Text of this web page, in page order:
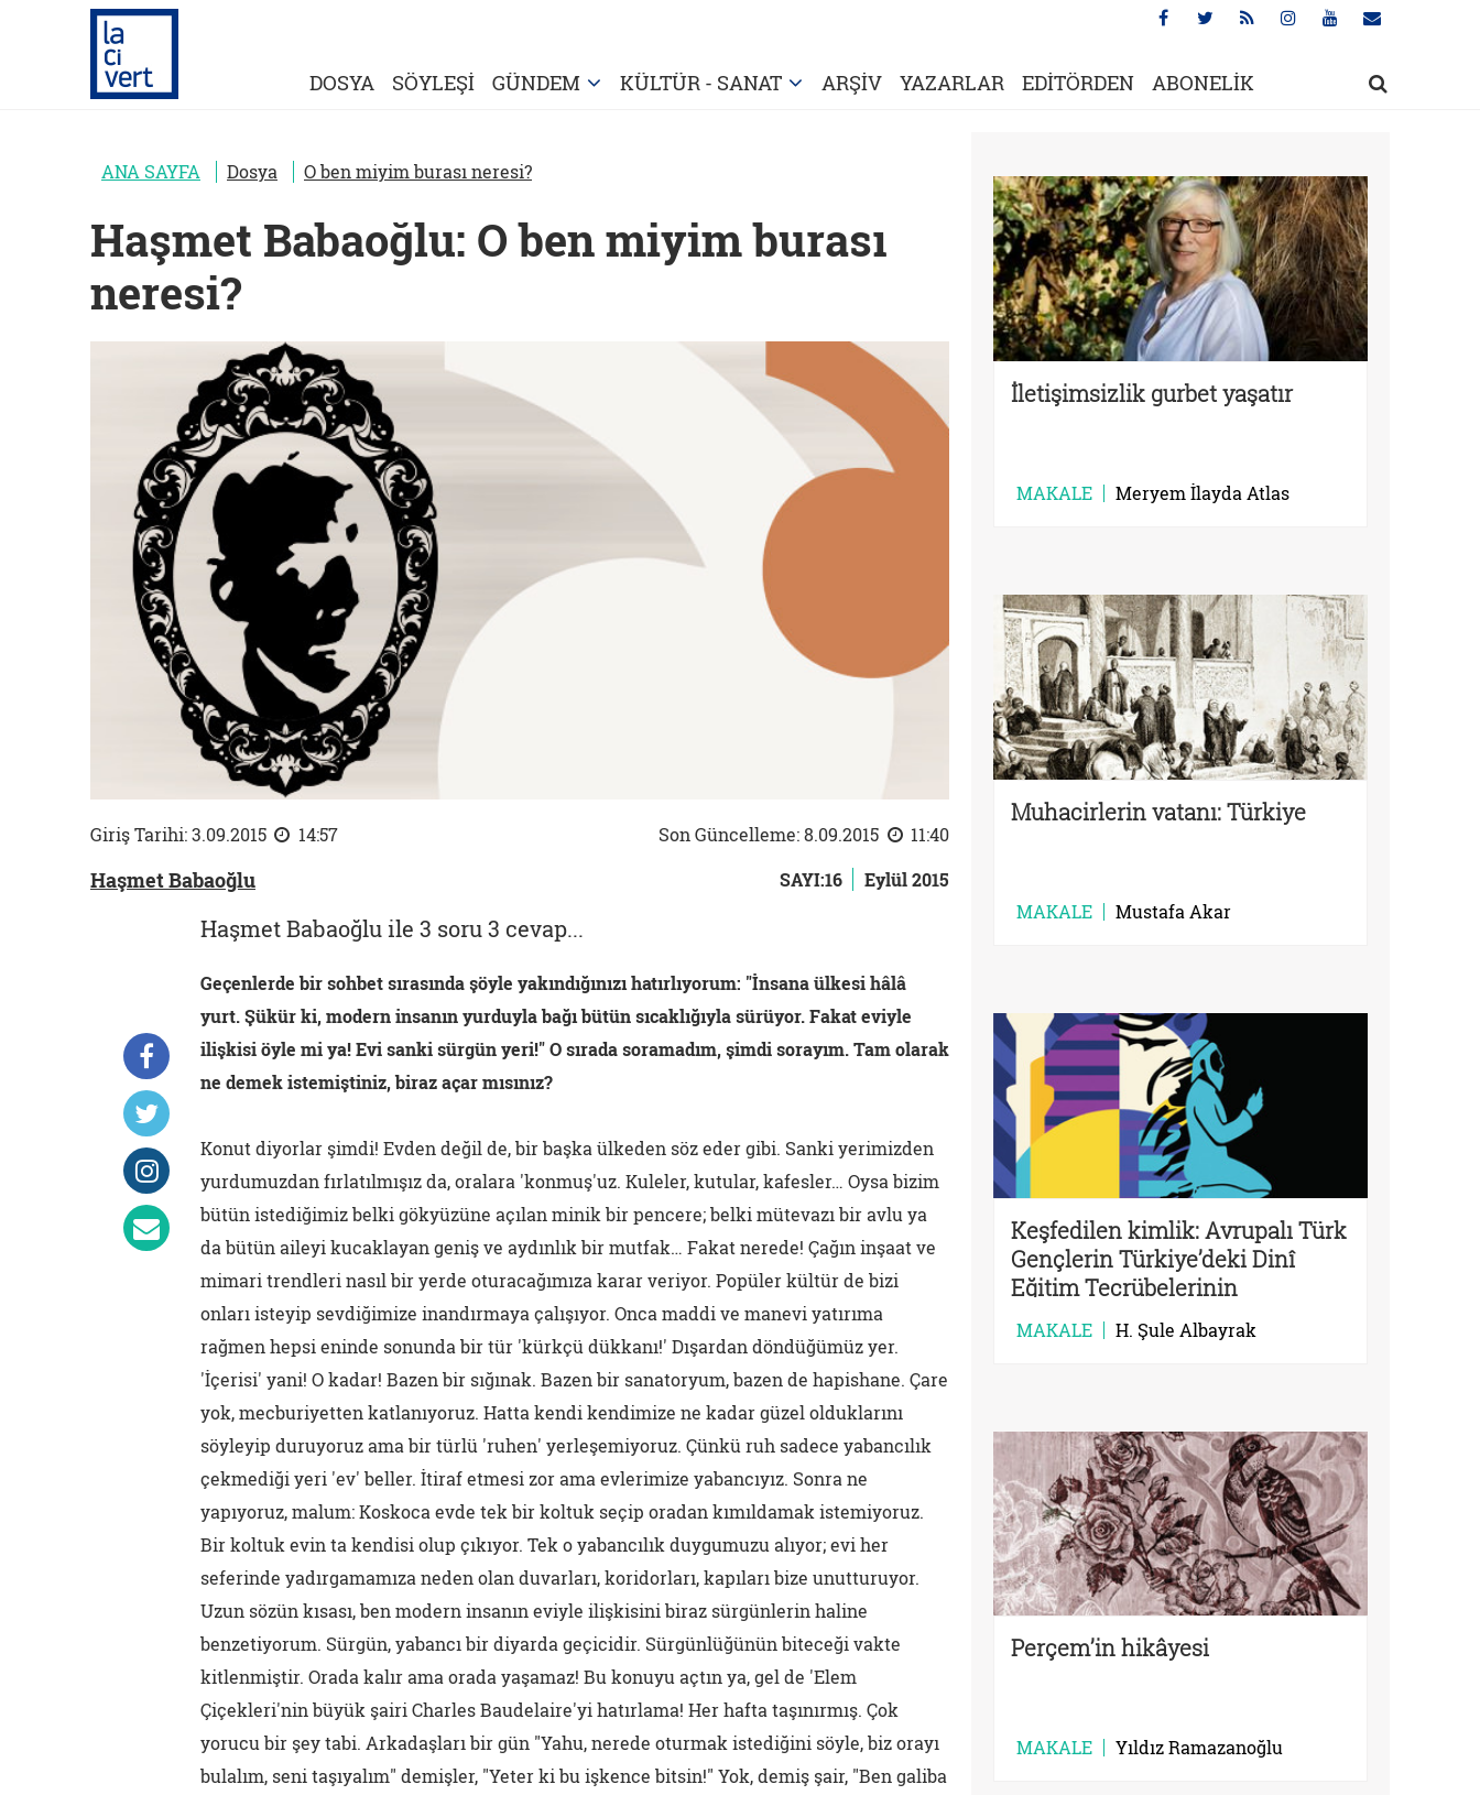
DOSYA SÖYLEŞİ GÜNDEM KÜLTÜR - SANAT ARŞİV YAZARLAR EDİTÖRDEN ABONELİK
ANA SAYFA Dosya O ben miyim burası neresi?
Haşmet Babaoğlu: O ben miyim burası
neresi?
Giriş Tarihi: 3.09.2015 14:57 Son Güncelleme: 8.09.2015 11:40
Haşmet Babaoğlu SAYI:16 Eylül 2015
Haşmet Babaoğlu ile 3 soru 3 cevap...
Geçenlerde bir sohbet sırasında şöyle yakındığınızı hatırlıyorum: "İnsana ülkesi hâlâ
yurt. Şükür ki, modern insanın yurduyla bağı bütün sıcaklığıyla sürüyor. Fakat eviyle
ilişkisi öyle mi ya! Evi sanki sürgün yeri!" O sırada soramadım, şimdi sorayım. Tam olarak
ne demek istemiştiniz, biraz açar mısınız?
Konut diyorlar şimdi! Evden değil de, bir başka ülkeden söz eder gibi. Sanki yerimizden
yurdumuzdan fırlatılmışız da, oralara 'konmuş'uz. Kuleler, kutular, kafesler… Oysa bizim
bütün istediğimiz belki gökyüzüne açılan minik bir pencere; belki mütevazı bir avlu ya
da bütün aileyi kucaklayan geniş ve aydınlık bir mutfak… Fakat nerede! Çağın inşaat ve
mimari trendleri nasıl bir yerde oturacağımıza karar veriyor. Popüler kültür de bizi
onları isteyip sevdiğimize inandırmaya çalışıyor. Onca maddi ve manevi yatırıma
rağmen hepsi eninde sonunda bir tür 'kürkçü dükkanı!' Dışardan döndüğümüz yer.
'İçerisi' yani! O kadar! Bazen bir sığınak. Bazen bir sanatoryum, bazen de hapishane. Çare
yok, mecburiyetten katlanıyoruz. Hatta kendi kendimize ne kadar güzel olduklarını
söyleyip duruyoruz ama bir türlü 'ruhen' yerleşemiyoruz. Çünkü ruh sadece yabancılık
çekmediği yeri 'ev' beller. İtiraf etmesi zor ama evlerimize yabancıyız. Sonra ne
yapıyoruz, malum: Koskoca evde tek bir koltuk seçip oradan kımıldamak istemiyoruz.
Bir koltuk evin ta kendisi olup çıkıyor. Tek o yabancılık duygumuzu alıyor; evi her
seferinde yadırgamamıza neden olan duvarları, koridorları, kapıları bize unutturuyor.
Uzun sözün kısası, ben modern insanın eviyle ilişkisini biraz sürgünlerin haline
benzetiyorum. Sürgün, yabancı bir diyarda geçicidir. Sürgünlüğünün biteceği vakte
kitlenmiştir. Orada kalır ama orada yaşamaz! Bu konuyu açtın ya, gel de 'Elem
Çiçekleri'nin büyük şairi Charles Baudelaire'yi hatırlama! Her hafta taşınırmış. Çok
yorucu bir şey tabi. Arkadaşları bir gün "Yahu, nerede oturmak istediğini söyle, biz orayı
bulalım, seni taşıyalım" demişler, "Yeter ki bu işkence bitsin!" Yok, demiş şair, "Ben galiba
İletişimsizlik gurbet yaşatır
MAKALE Meryem İlayda Atlas
Muhacirlerin vatanı: Türkiye
MAKALE Mustafa Akar
Keşfedilen kimlik: Avrupalı Türk
Gençlerin Türkiye’deki Dinî
Eğitim Tecrübelerinin
Düşündürdükleri
MAKALE H. Şule Albayrak
Perçem’in hikâyesi
MAKALE Yıldız Ramazanoğlu